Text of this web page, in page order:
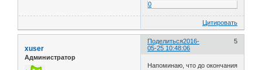
0
Цитировать
Поделиться 5
2016-
05-25 10:48:06
xuser
Администратор
Напоминаю, что до окончания